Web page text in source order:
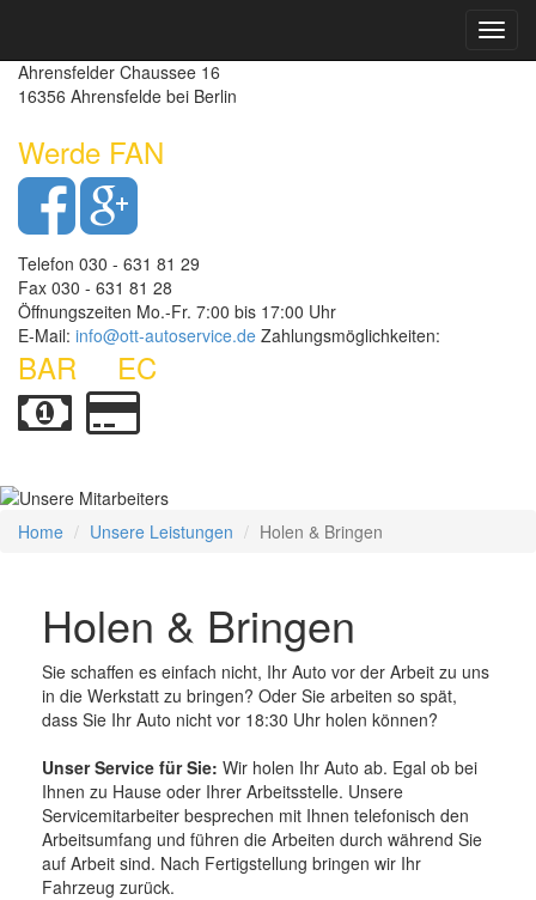
Ahrensfelder Chaussee 16
16356 Ahrensfelde bei Berlin
Werde FAN
Telefon 030 - 631 81 29
Fax 030 - 631 81 28
Öffnungszeiten Mo.-Fr. 7:00 bis 17:00 Uhr
E-Mail: info@ott-autoservice.de Zahlungsmöglichkeiten:
BAR EC
Home Unsere Leistungen Holen & Bringen
Holen & Bringen
Sie schaffen es einfach nicht, Ihr Auto vor der Arbeit zu uns
in die Werkstatt zu bringen? Oder Sie arbeiten so spät,
dass Sie Ihr Auto nicht vor 18:30 Uhr holen können?
Unser Service für Sie: Wir holen Ihr Auto ab. Egal ob bei
Ihnen zu Hause oder Ihrer Arbeitsstelle. Unsere
Servicemitarbeiter besprechen mit Ihnen telefonisch den
Arbeitsumfang und führen die Arbeiten durch während Sie
auf Arbeit sind. Nach Fertigstellung bringen wir Ihr
Fahrzeug zurück.